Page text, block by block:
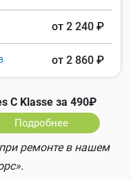
от 2 240 ₽
от 2 860 ₽
Klasse за 490₽
Подробнее
ремонте в нашем